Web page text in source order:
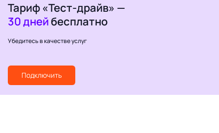
Тариф «Тест-драйв» —
30 дней бесплатно
Убедитесь в качестве услуг
Подключить